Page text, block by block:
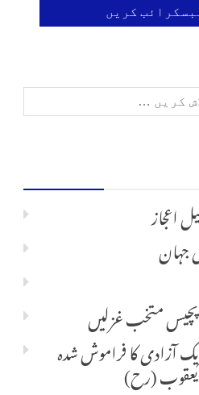
اعجاز
جہان
پچیس متخب غزلیں
آزادی کا فراموش شدہ
یعقوب (رح)